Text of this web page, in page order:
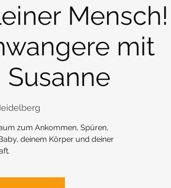
Mensch!
mit
zum Ankommen, Spüren,
deinem Körper und deiner